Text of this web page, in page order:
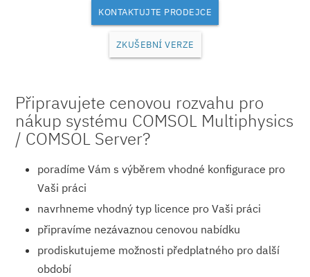
KONTAKTUJTE PRODEJCE
ZKUŠEBNÍ VERZE
Připravujete cenovou rozvahu pro
nákup systému COMSOL Multiphysics
/ COMSOL Server?
poradíme Vám s výběrem vhodné konfigurace pro
Vaši práci
navrhneme vhodný typ licence pro Vaši práci
připravíme nezávaznou cenovou nabídku
prodiskutujeme možnosti předplatného pro další
období